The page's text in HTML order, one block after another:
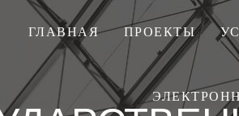
ГЛАВНАЯ ПРОЕКТЫ